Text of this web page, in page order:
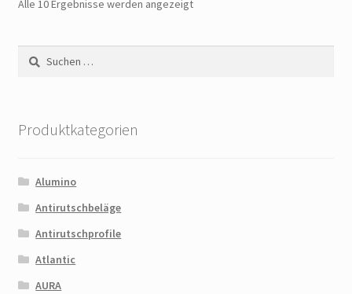
Alle 10 Ergebnisse werden angezeigt
Suchen
nach:
Produktkategorien
Alumino
Antirutschbeläge
Antirutschprofile
Atlantic
AURA